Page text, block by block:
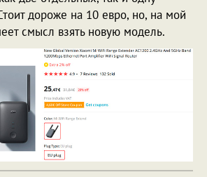
дороже на 10 евро, но, на мой
смысл взять новую модель.